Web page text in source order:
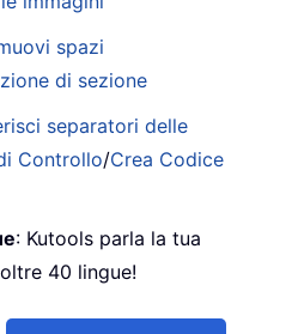
spazi
di sezione
separatori delle
Controllo/Crea Codice
: Kutools parla la tua
40 lingue!